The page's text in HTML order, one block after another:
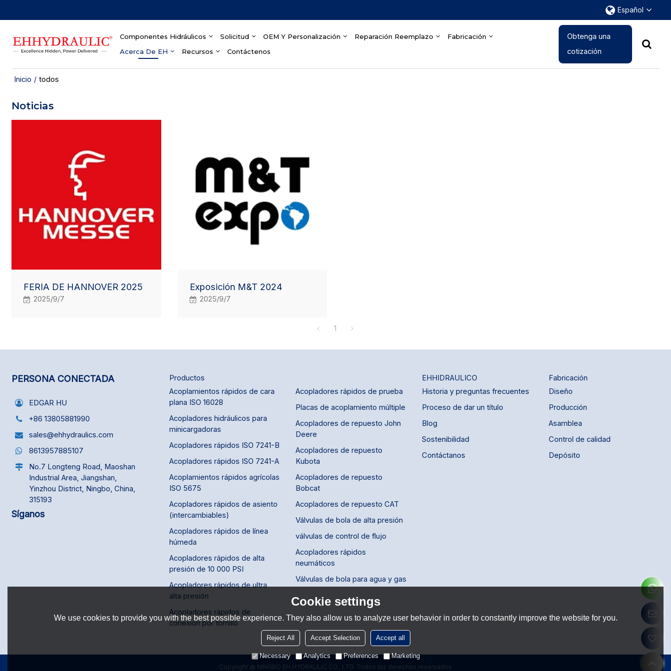
Español
Componentes Hidráulicos Solicitud OEM Y Personalización Reparación Reemplazo
Fabricación
Acerca De EH
Recursos Contáctenos
Obtenga una
cotización
Inicio / todos
Noticias
FERIA DE HANNOVER 2025
2025/9/7
Exposición M&T 2024
2025/9/7
1
PERSONA CONECTADA
EDGAR HU
+86 13805881990
sales@ehhydraulics.com
8613957885107
No.7 Longteng Road, Maoshan
Industrial Area, Jiangshan,
Yinzhou District, Ningbo, China,
315193
Síganos
Productos
Acoplamientos rápidos de cara
plana ISO 16028
Acopladores hidráulicos para
minicargadoras
Acopladores rápidos ISO 7241-B
Acopladores rápidos ISO 7241-A
Acoplamientos rápidos agrícolas
ISO 5675
Acopladores rápidos de asiento
(intercambiables)
Acopladores rápidos de línea
húmeda
Acopladores rápidos de alta
presión de 10 000 PSI
Acopladores rápidos de ultra
alta presión
Acopladores rápidos de
conexión por tornillo
Acopladores rápidos de prueba
Placas de acoplamiento múltiple
Acopladores de repuesto John
Deere
Acopladores de repuesto
Kubota
Acopladores de repuesto
Bobcat
Acopladores de repuesto CAT
Válvulas de bola de alta presión
válvulas de control de flujo
Acopladores rápidos
neumáticos
Válvulas de bola para agua y gas
EHHIDRAULICO
Historia y preguntas frecuentes
Proceso de dar un título
Blog
Sostenibilidad
Contáctanos
Fabricación
Diseño
Producción
Asamblea
Control de calidad
Depósito
Copyright @ NINGBO EH HYDRAULIC CO., LTD. Todos los derechos reservados
Cookie settings
We use cookies to provide you with the best possible experience. They also allow us to analyze user behavior in order to constantly improve the website for you.
Reject All Accept Selection Accept all
Necessary Analytics Preferences Marketing